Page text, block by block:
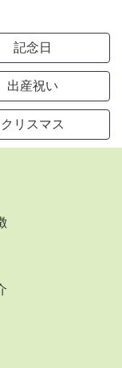
記念日
出産祝い
クリスマス